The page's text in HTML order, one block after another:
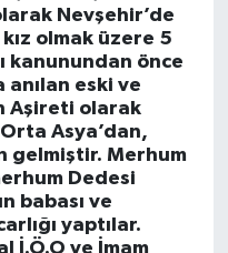
Nevşehir’de
olmak üzere 5
kanunundan önce
anılan eski ve
Aşireti olarak
Asya’dan,
gelmiştir. Merhum
Dedesi
babası ve
yaptılar.
İ.Ö.O ve İmam